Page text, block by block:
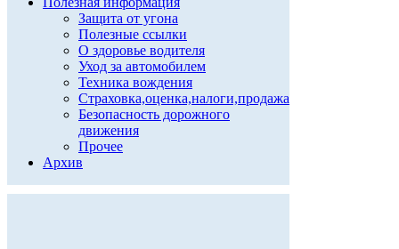
Защита от угона
Полезные ссылки
О здоровье водителя
Уход за автомобилем
Техника вождения
Страховка,оценка,налоги,продажа
Безопасность дорожного
движения
Прочее
Архив